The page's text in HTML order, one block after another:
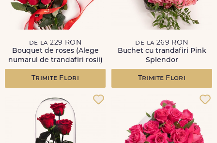
de la 229 RON
Bouquet de roses (Alege
numarul de trandafiri rosii)
Trimite Flori
de la 269 RON
Buchet cu trandafiri Pink
Splendor
Trimite Flori